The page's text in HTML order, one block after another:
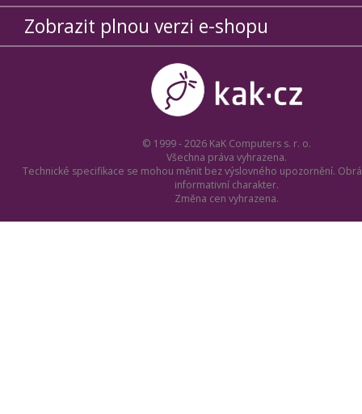
Zobrazit plnou verzi e-shopu
© 1999 - 2026 KaK Computers s. r. o.
Všechna práva vyhrazena.
Technické specifikace se mohou měnit bez výslovného upozornění.
informativní charakter.
Změna cen vyhrazena.